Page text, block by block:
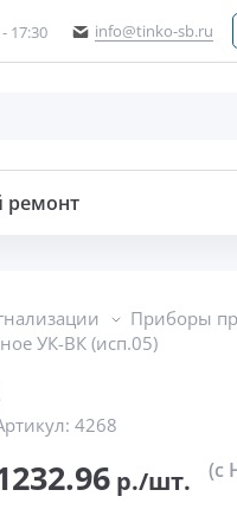
17:30 info@tinko-sb.ru
ремонт
Приборы
УК-ВК (исп.05)
4268
р./шт. (с